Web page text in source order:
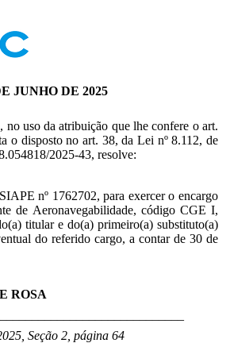
JUNHO DE 2025
no uso da atribuição que lhe confere o art.
o disposto no art. 38, da Lei nº 8.112, de
2025-43, resolve:
nº 1762702, para exercer o encargo
de Aeronavegabilidade, código CGE I,
titular e do(a) primeiro(a) substituto(a)
do referido cargo, a contar de 30 de
ROSA
Seção 2, página 64